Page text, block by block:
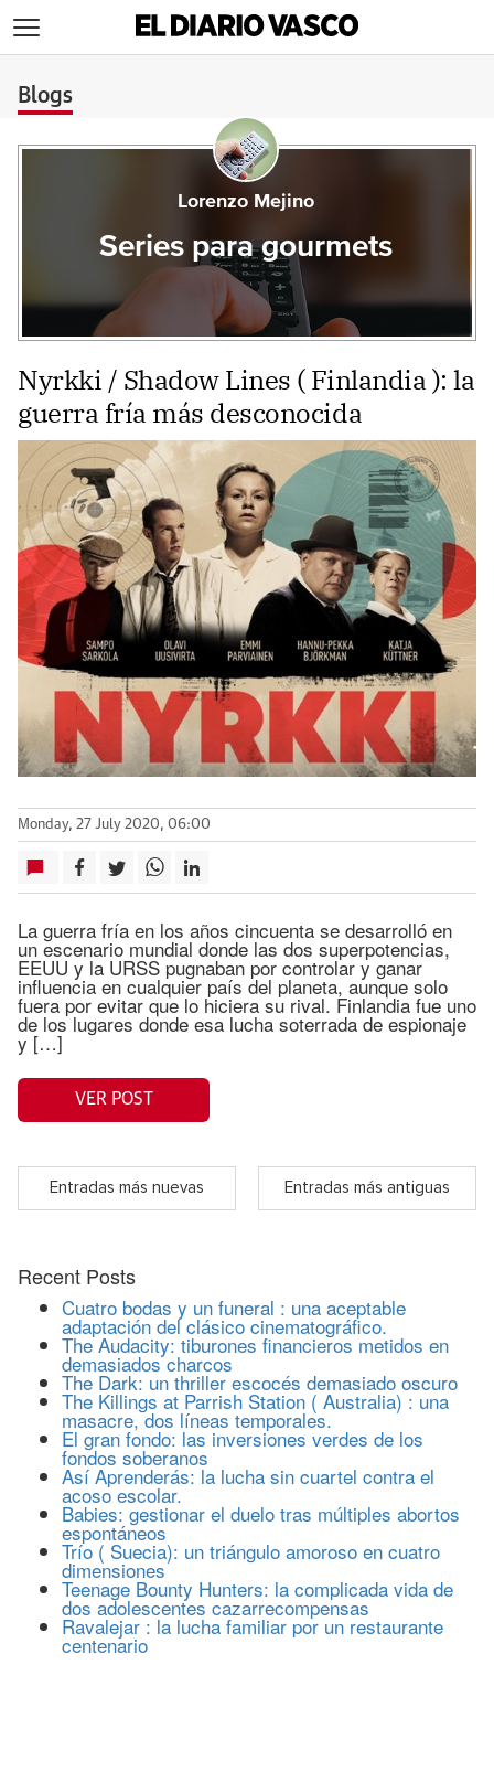
Blogs
Lorenzo Mejino
Series para gourmets
Nyrkki / Shadow Lines ( Finlandia ): la
guerra fría más desconocida
Monday, 27 July 2020, 06:00
La guerra fría en los años cincuenta se desarrolló en
un escenario mundial donde las dos superpotencias,
EEUU y la URSS pugnaban por controlar y ganar
influencia en cualquier país del planeta, aunque solo
fuera por evitar que lo hiciera su rival. Finlandia fue uno
de los lugares donde esa lucha soterrada de espionaje
y […]
VER POST
Entradas más nuevas Entradas más antiguas
Recent Posts
Cuatro bodas y un funeral : una aceptable
adaptación del clásico cinematográfico.
The Audacity: tiburones financieros metidos en
demasiados charcos
The Dark: un thriller escocés demasiado oscuro
The Killings at Parrish Station ( Australia) : una
masacre, dos líneas temporales.
El gran fondo: las inversiones verdes de los
fondos soberanos
Así Aprenderás: la lucha sin cuartel contra el
acoso escolar.
Babies: gestionar el duelo tras múltiples abortos
espontáneos
Trío ( Suecia): un triángulo amoroso en cuatro
dimensiones
Teenage Bounty Hunters: la complicada vida de
dos adolescentes cazarrecompensas
Ravalejar : la lucha familiar por un restaurante
centenario